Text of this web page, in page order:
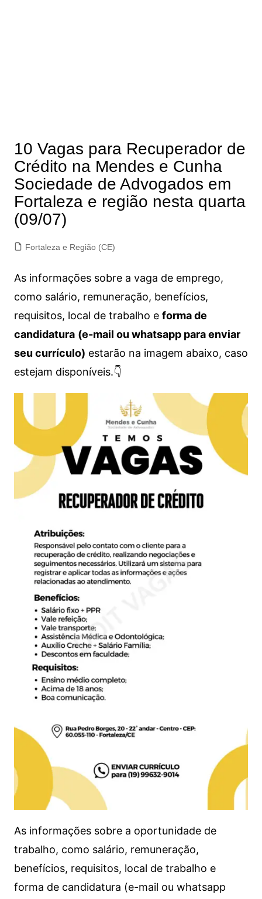
10 Vagas para Recuperador de
Crédito na Mendes e Cunha
Sociedade de Advogados em
Fortaleza e região nesta quarta
(09/07)
Fortaleza e Região (CE)
As informações sobre a vaga de emprego,
como salário, remuneração, benefícios,
requisitos, local de trabalho e forma de
candidatura (e-mail ou whatsapp para enviar
seu currículo) estarão na imagem abaixo, caso
estejam disponíveis.👇
As informações sobre a oportunidade de
trabalho, como salário, remuneração,
benefícios, requisitos, local de trabalho e
forma de candidatura (e-mail ou whatsapp